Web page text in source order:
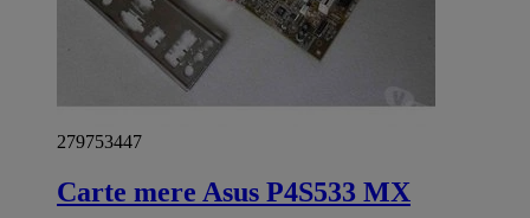
279753447
Carte mere Asus P4S533 MX